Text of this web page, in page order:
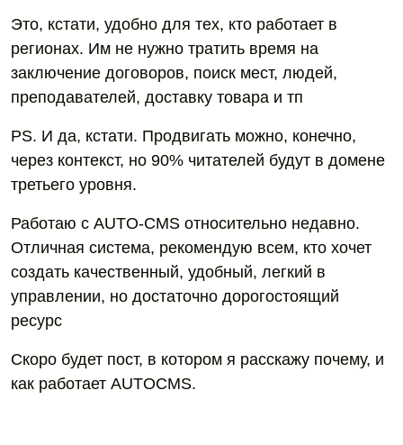
Это, кстати, удобно для тех, кто работает в
регионах. Им не нужно тратить время на
заключение договоров, поиск мест, людей,
преподавателей, доставку товара и тп
PS. И да, кстати. Продвигать можно, конечно,
через контекст, но 90% читателей будут в домене
третьего уровня.
Работаю с AUTO-CMS относительно недавно.
Отличная система, рекомендую всем, кто хочет
создать качественный, удобный, легкий в
управлении, но достаточно дорогостоящий
ресурс
Скоро будет пост, в котором я расскажу почему, и
как работает AUTOCMS.